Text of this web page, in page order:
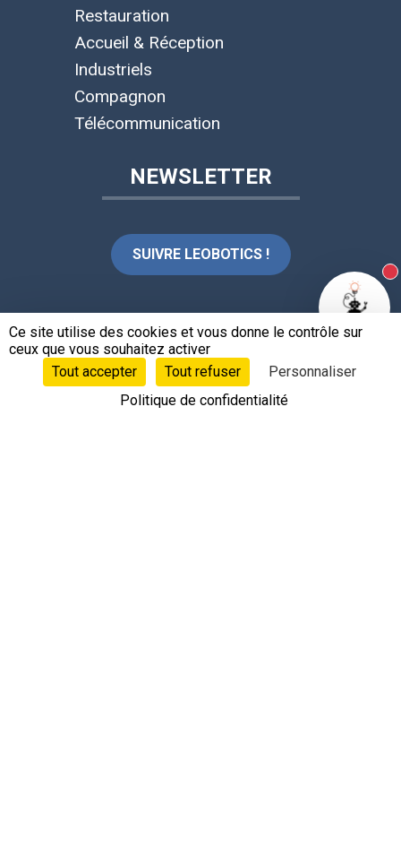
Restauration
Accueil & Réception
Industriels
Compagnon
Télécommunication
NEWSLETTER
SUIVRE LEOBOTICS !
LANGUES
Français
Ce site utilise des cookies et vous donne le contrôle sur
ceux que vous souhaitez activer
Tout accepter
Tout refuser
Personnaliser
Politique de confidentialité